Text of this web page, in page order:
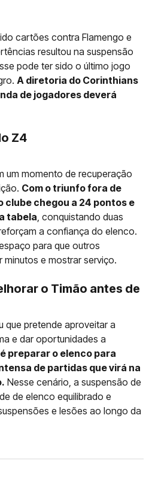
cartões contra Flamengo e
resultou na suspensão
pode ter sido o último jogo
A diretoria do Corinthians
de jogadores deverá
Z4
um momento de recuperação
Com o triunfo fora de
clube chegou a 24 pontos e
tabela , conquistando duas
a confiança do elenco.
para que outros
e mostrar serviço.
o Timão antes de
que pretende aproveitar a
e dar oportunidades a
preparar o elenco para
de partidas que virá na
Nesse cenário, a suspensão de
de elenco equilibrado e
e lesões ao longo da